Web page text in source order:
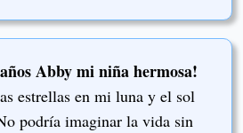
Abby mi niña hermosa!
estrellas en mi luna y el sol
podría imaginar la vida sin